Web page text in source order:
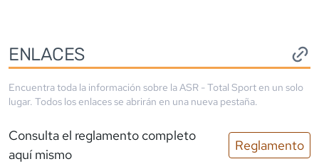
ENLACES
Encuentra toda la información sobre laASR - Total Sport en un solo
lugar. Todos los enlaces se abrirán en una nueva pestaña.
Consulta el reglamento completo
aquí mismo
Reglamento